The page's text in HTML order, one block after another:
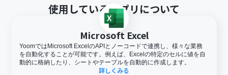
使用しているアプリについて
Microsoft Excel
YoomではMicrosoft ExcelのAPIとノーコードで連携し、様々な業務
を自動化することが可能です。例えば、Excelの特定のセルに値を自
動的に格納したり、シートやテーブルを自動的に作成します。
詳しくみる